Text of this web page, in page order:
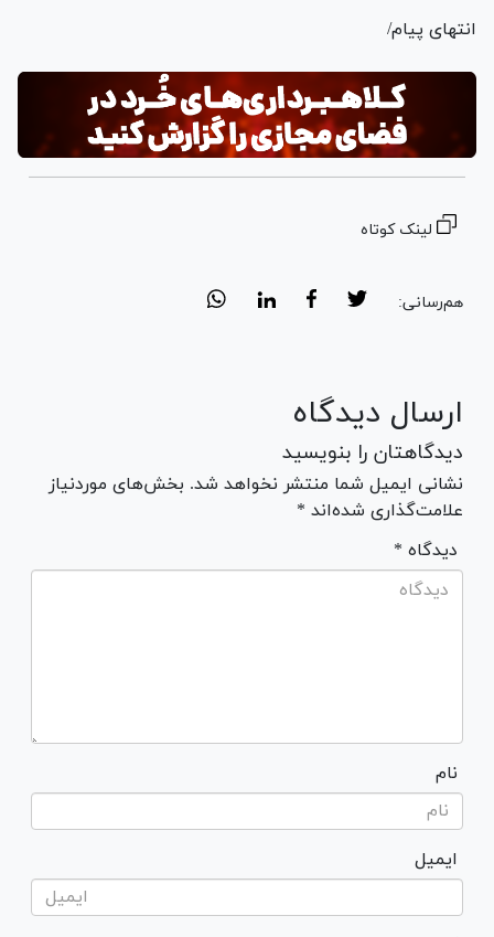
انتهای پیام/
لینک کوتاه
هم‌رسانی:
ارسال دیدگاه
دیدگاهتان را بنویسید
نشانی ایمیل شما منتشر نخواهد شد. بخش‌های موردنیاز
علامت‌گذاری شده‌اند *
* دیدگاه
نام
ایمیل